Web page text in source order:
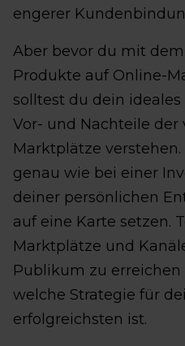
engerer
Aber bevor du mit
Produkte auf Online-
solltest du dein
Vor- und Nachteile der
Marktplätze
genau wie bei einer
deiner persönlichen
auf eine Karte setzen.
Marktplätze und
Publikum zu
welche Strategie für
erfolgreichsten ist.